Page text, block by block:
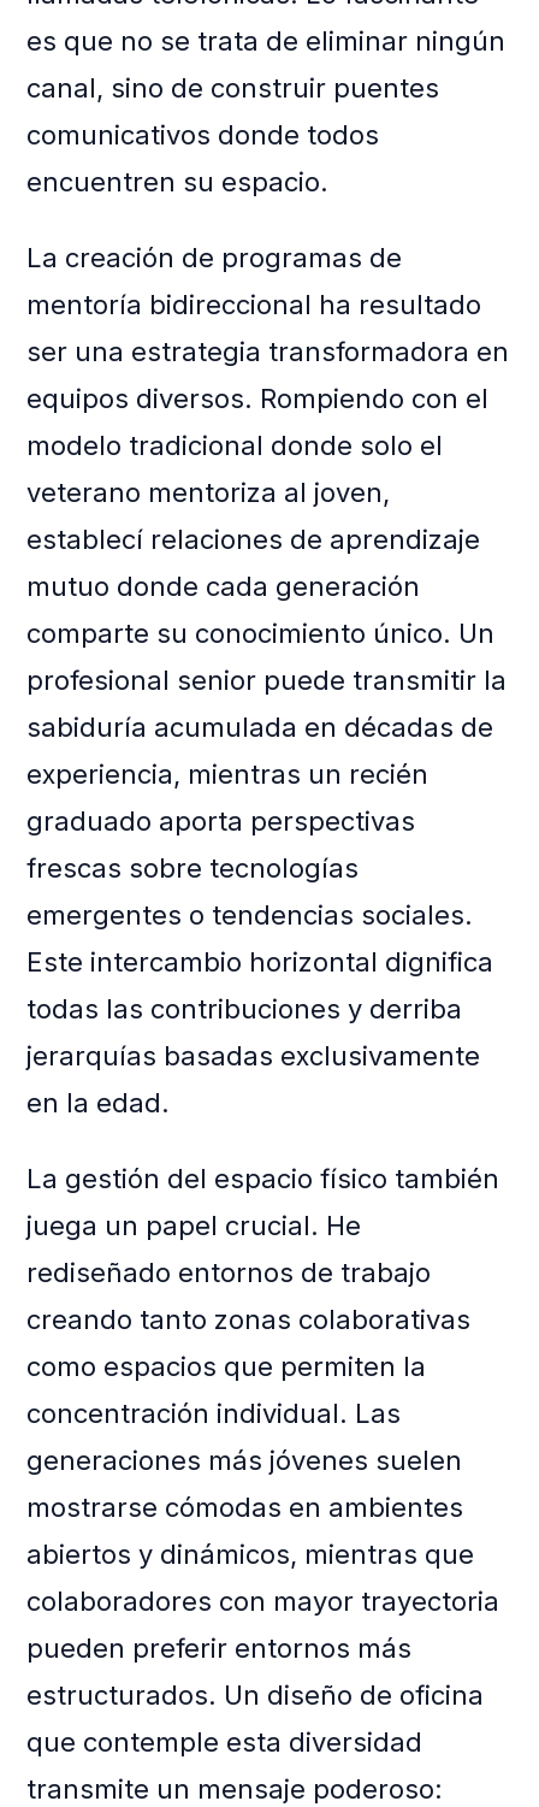
es que no se trata de eliminar ningún
canal, sino de construir puentes
comunicativos donde todos
encuentren su espacio.
La creación de programas de
mentoría bidireccional ha resultado
ser una estrategia transformadora en
equipos diversos. Rompiendo con el
modelo tradicional donde solo el
veterano mentoriza al joven,
establecí relaciones de aprendizaje
mutuo donde cada generación
comparte su conocimiento único. Un
profesional senior puede transmitir la
sabiduría acumulada en décadas de
experiencia, mientras un recién
graduado aporta perspectivas
frescas sobre tecnologías
emergentes o tendencias sociales.
Este intercambio horizontal dignifica
todas las contribuciones y derriba
jerarquías basadas exclusivamente
en la edad.
La gestión del espacio físico también
juega un papel crucial. He
rediseñado entornos de trabajo
creando tanto zonas colaborativas
como espacios que permiten la
concentración individual. Las
generaciones más jóvenes suelen
mostrarse cómodas en ambientes
abiertos y dinámicos, mientras que
colaboradores con mayor trayectoria
pueden preferir entornos más
estructurados. Un diseño de oficina
que contemple esta diversidad
transmite un mensaje poderoso: